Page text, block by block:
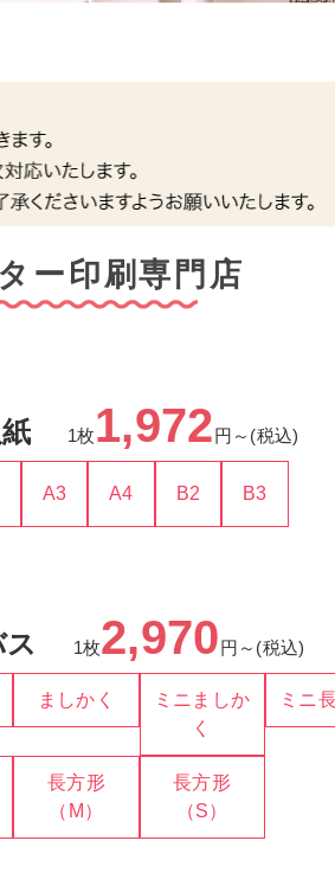
ー印刷専門店
1枚1,972円～(税込)
A3 A4 B2 B3
1枚2,970円～(税込)
ましかく
ミニましか
く
ミニ
長方形
（M）
長方形
（S）